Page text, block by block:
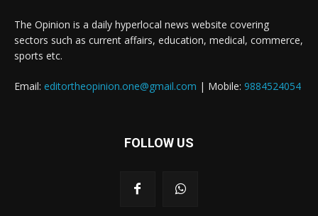
The Opinion is a daily hyperlocal news website covering
sectors such as current affairs, education, medical, commerce,
sports etc.
Email: editortheopinion.one@gmail.com | Mobile: 9884524054
FOLLOW US